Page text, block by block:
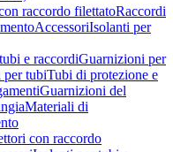
raccordo filettatoRaccordi
AccessoriIsolanti per
e raccordiGuarnizioni per
per tubiTubi di protezione e
Guarnizioni del
Materiali di
con raccordo